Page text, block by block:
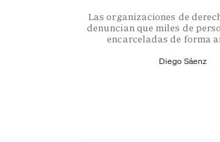
Las organizaciones de
denuncian que miles de
encarceladas de forma
Diego Sáenz